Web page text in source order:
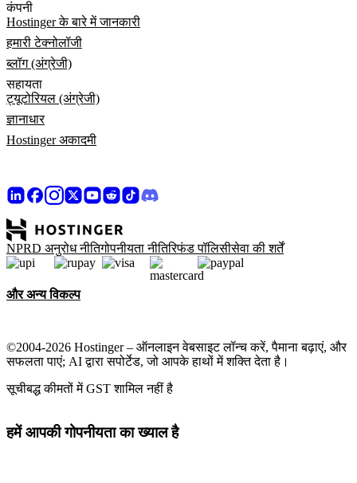
कंपनी
Hostinger के बारे में जानकारी
हमारी टेक्नोलॉजी
ब्लॉग (अंग्रेजी)
सहायता
ट्यूटोरियल (अंग्रेजी)
ज्ञानाधार
Hostinger अकादमी
NPRD अनुरोध नीतिगोपनीयता नीतिरिफंड पॉलिसीसेवा की शर्तें
और अन्य विकल्प
©2004-2026 Hostinger – ऑनलाइन वेबसाइट लॉन्च करें, पैमाना बढ़ाएं, और
सफलता पाएं; AI द्वारा सपोर्टेड, जो आपके हाथों में शक्ति देता है।
सूचीबद्ध कीमतों में GST शामिल नहीं है
हमें आपकी गोपनीयता का ख्याल है